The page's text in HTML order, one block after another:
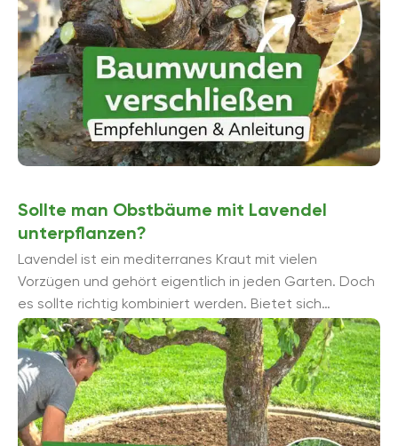
speziellen Obstbaumdünger und befolgen Sie die
Anweisungen auf der Verpackung.
Die richtige Pflege von Obstbäumen erfordert
regelmäßige Aufmerksamkeit, aber die Mühe wird mit
gesunden Bäumen und einer reichen Ernte belohnt. Mit
der richtigen Pflege können Obstbäume viele Jahre
lang Freude bereiten und schmackhafte Früchte
Sollte man Obstbäume mit Lavendel
unterpflanzen?
Lavendel ist ein mediterranes Kraut mit vielen
Vorzügen und gehört eigentlich in jeden Garten. Doch
es sollte richtig kombiniert werden. Bietet sich
Lavendel an, um Obstbäume zu ...